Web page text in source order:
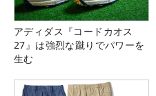
アディダス『コードカオス
27』は強烈な蹴りでパワーを
生む